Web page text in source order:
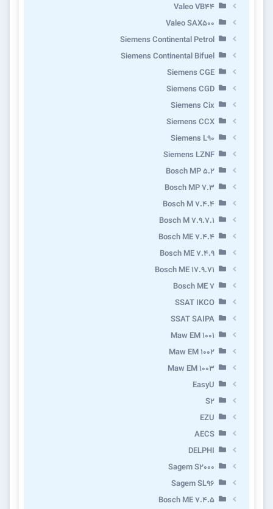
Valeo VB44
Valeo SAX500
Siemens Continental Petrol
Siemens Continental Bifuel
Siemens CGE
Siemens CGD
Siemens Cix
Siemens CCX
Siemens L90
Siemens LZNF
Bosch MP 5.2
Bosch MP 7.3
Bosch M 7.4.4
Bosch M 7.9.7.1
Bosch ME 7.4.4
Bosch ME 7.4.9
Bosch ME 17.9.71
Bosch ME 7
SSAT IKCO
SSAT SAIPA
Maw EM 1001
Maw EM 1002
Maw EM 1003
EasyU
S2
EZU
AECS
DELPHI
Sagem S2000
Sagem SL96
Bosch ME 7.4.5